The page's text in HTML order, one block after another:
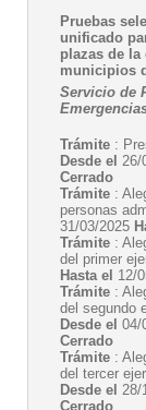
Pruebas
unificado
plazas de
municipios
Servicio de
Trámite :
Desde el 26/
Cerrado
Trámite :
personas
31/03/2025
Trámite :
del primer
Hasta el 12/
Trámite :
del segundo
Desde el 04/
Cerrado
Trámite :
del tercer
Desde el 28/
Cerrado